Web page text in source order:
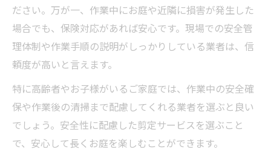
ださい。万が一、作業中にお庭や近隣に損害が発生した
場合でも、保険対応があれば安心です。現場での安全管
理体制や作業手順の説明がしっかりしている業者は、信
頼度が高いと言えます。
特に高齢者やお子様がいるご家庭では、作業中の安全確
保や作業後の清掃まで配慮してくれる業者を選ぶと良い
でしょう。安全性に配慮した剪定サービスを選ぶこと
で、安心して長くお庭を楽しむことができます。